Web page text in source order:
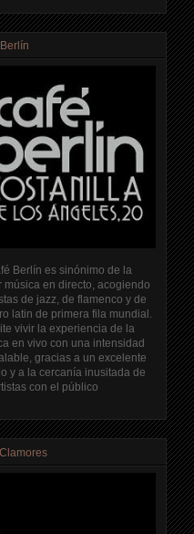
Berlín es sinónimo de la
música en directo, acogiendo
de jazz, de flamenco y de
latin de primera fila mundial.
vivir la experiencia de la
en vivo con una intensidad
gracias a un excelente
y a la cercanía inusitada de
con el público